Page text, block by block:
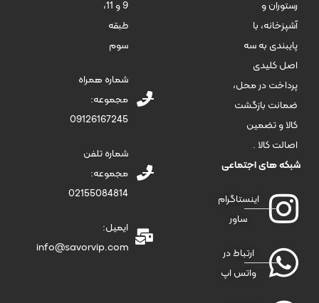
رستوران و
آشپزخانه، با
پایبندی به سه
اصل کلیدی
پرداخت در محل،
ضمانت بازگشت
کالا و تضمین
اصالت کالا .
شبکه های اجتماعی
اینستاگرام
ساور
ارتباط در
واتس اپ
9 و 11،
طبقه
سوم
شماره همراه
مجموعه:
09126167245
شماره تلفن
مجموعه:
02155084814
ایمیل:
info@savorvip.com